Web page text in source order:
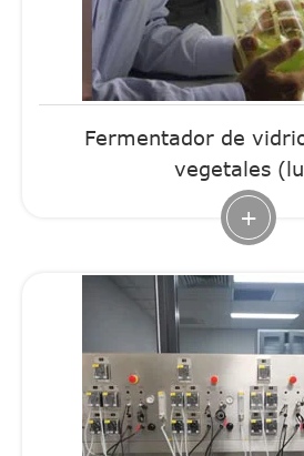
Fermentador de
vegetales
+